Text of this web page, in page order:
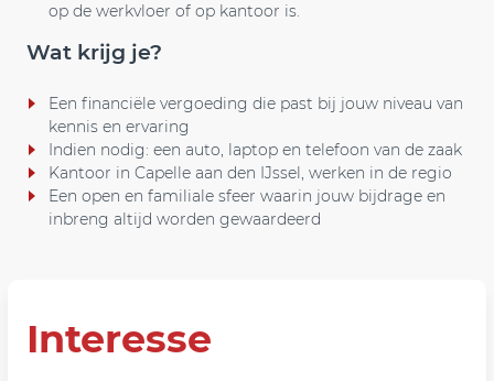
op de werkvloer of op kantoor is.
Wat krijg je?
Een financiële vergoeding die past bij jouw niveau van
kennis en ervaring
Indien nodig: een auto, laptop en telefoon van de zaak
Kantoor in Capelle aan den IJssel, werken in de regio
Een open en familiale sfeer waarin jouw bijdrage en
inbreng altijd worden gewaardeerd
Interesse